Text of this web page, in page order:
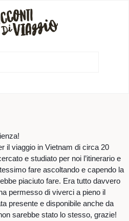
il viaggio in Vietnam di circa 20
e studiato per noi l’itinerario e
fare ascoltando e capendo la
piaciuto fare. Era tutto davvero
permesso di viverci a pieno il
presente e disponibile anche da
sarebbe stato lo stesso, grazie!